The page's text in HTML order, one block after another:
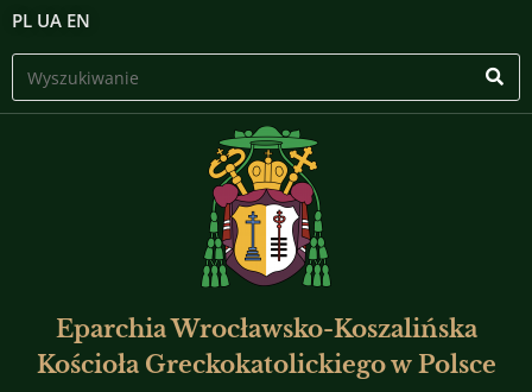
PL UA EN
Eparchia Wrocławsko-Koszalińska
Kościoła Greckokatolickiego w Polsce